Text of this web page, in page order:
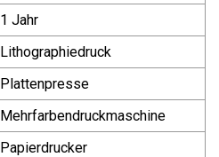
1 Jahr
Lithographiedruck
Plattenpresse
Mehrfarbendruckmaschine
Papierdrucker